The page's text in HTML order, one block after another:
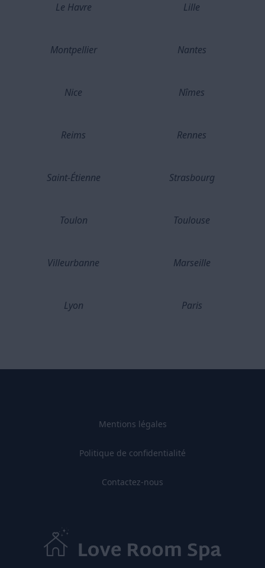
Le Havre Lille
Montpellier Nantes
Nice Nîmes
Reims Rennes
Saint-Étienne Strasbourg
Toulon Toulouse
Villeurbanne Marseille
Lyon Paris
Mentions légales
Politique de confidentialité
Contactez-nous